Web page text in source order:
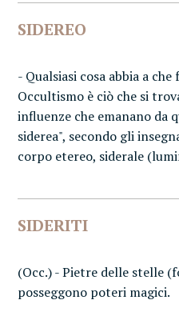
SIDEREO
- Qualsiasi cosa abbia a
Occultismo è ciò che si
influenze che emanano da
siderea", secondo gli
corpo etereo, siderale
SIDERITI
(Occ.) - Pietre delle stelle
posseggono poteri magici.